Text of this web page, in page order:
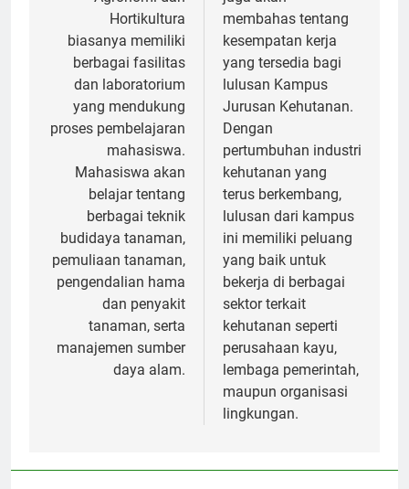
Hortikultura
biasanya memiliki
berbagai fasilitas
dan laboratorium
yang mendukung
proses pembelajaran
mahasiswa.
Mahasiswa akan
belajar tentang
berbagai teknik
budidaya tanaman,
pemuliaan tanaman,
pengendalian hama
dan penyakit
tanaman, serta
manajemen sumber
daya alam.
membahas tentang
kesempatan kerja
yang tersedia bagi
lulusan Kampus
Jurusan Kehutanan.
Dengan
pertumbuhan industri
kehutanan yang
terus berkembang,
lulusan dari kampus
ini memiliki peluang
yang baik untuk
bekerja di berbagai
sektor terkait
kehutanan seperti
perusahaan kayu,
lembaga pemerintah,
maupun organisasi
lingkungan.